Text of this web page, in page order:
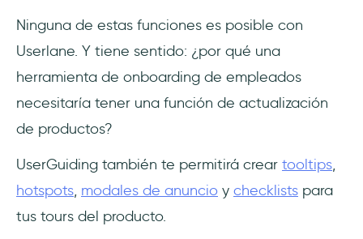
Ninguna de estas funciones es posible con
Userlane. Y tiene sentido: ¿por qué una
herramienta de onboarding de empleados
necesitaría tener una función de actualización
de productos?
UserGuiding también te permitirá crear tooltips,
hotspots, modales de anuncio y checklists para
tus tours del producto.